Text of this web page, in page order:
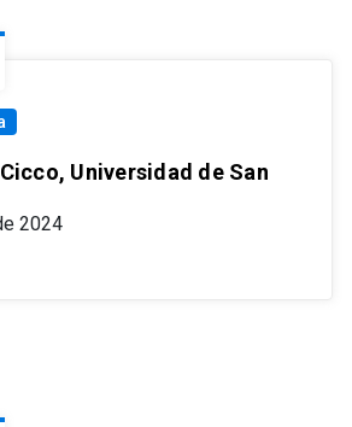
Universidad de San
2024